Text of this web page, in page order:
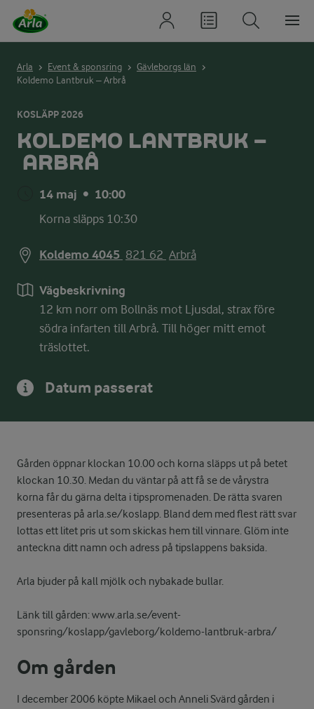
Arla Event & sponsring
Gävleborgs län
Koldemo Lantbruk – Arbrå
KOSLÄPP 2026
KOLDEMO LANTBRUK –
ARBRÅ
14 maj • 10:00
Korna släpps 10:30
Koldemo 4045 821 62 Arbrå
Vägbeskrivning
12 km norr om Bollnäs mot Ljusdal, strax före
södra infarten till Arbrå. Till höger mitt emot
träslottet.
Datum passerat
Gården öppnar klockan 10.00 och korna släpps ut på betet
klockan 10.30. Medan du väntar på att få se de vårystra
korna får du gärna delta i tipspromenaden. De rätta svaren
presenteras på arla.se/koslapp. Bland dem med flest rätt svar
lottas ett litet pris ut som skickas hem till vinnare. Glöm inte
anteckna ditt namn och adress på tipslappens baksida.
Arla bjuder på kall mjölk och nybakade bullar.
Länk till gården: www.arla.se/event-
sponsring/koslapp/gavleborg/koldemo-lantbruk-arbra/
Om gården
I december 2006 köpte Mikael och Anneli Svärd gården i